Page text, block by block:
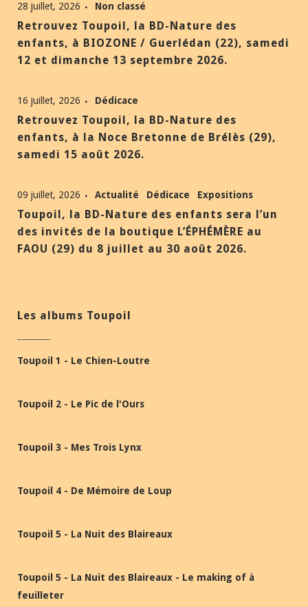
28 juillet, 2026 Non classé
Retrouvez Toupoil, la BD-Nature des
enfants, à BIOZONE / Guerlédan (22), samedi
12 et dimanche 13 septembre 2026.
16 juillet, 2026 Dédicace
Retrouvez Toupoil, la BD-Nature des
enfants, à la Noce Bretonne de Brélès (29),
samedi 15 août 2026.
09 juillet, 2026 Actualité Dédicace Expositions
Toupoil, la BD-Nature des enfants sera l’un
des invités de la boutique L’ÉPHÉMÈRE au
FAOU (29) du 8 juillet au 30 août 2026.
Les albums Toupoil
Toupoil 1 - Le Chien-Loutre
Toupoil 2 - Le Pic de l'Ours
Toupoil 3 - Mes Trois Lynx
Toupoil 4 - De Mémoire de Loup
Toupoil 5 - La Nuit des Blaireaux
Toupoil 5 - La Nuit des Blaireaux - Le making of à
feuilleter